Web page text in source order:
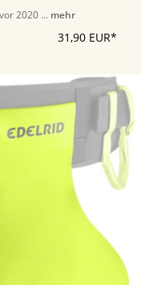
2020 ... mehr
31,90 EUR*